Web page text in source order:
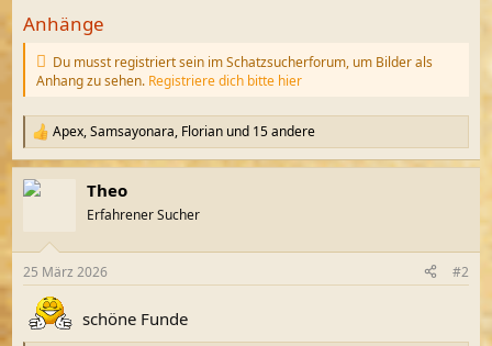
Anhänge
Du musst registriert sein im Schatzsucherforum, um Bilder als
Anhang zu sehen. Registriere dich bitte hier
R
e
a
k
e
:
Apex,Samsayonara, Florian und 15 andere
Theo
Erfahrener Sucher
25 März 2026 #2
schöne Funde